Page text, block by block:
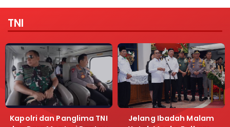
TNI
Kapolri dan Panglima TNI
Jelang Ibadah Malam